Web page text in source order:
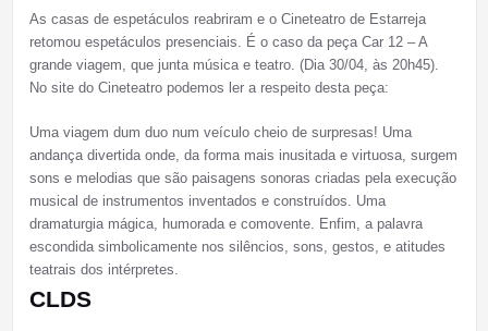
As casas de espetáculos reabriram e o Cineteatro de Estarreja
retomou espetáculos presenciais. É o caso da peça Car 12 – A
grande viagem, que junta música e teatro. (Dia 30/04, às 20h45).
No site do Cineteatro podemos ler a respeito desta peça:
Uma viagem dum duo num veículo cheio de surpresas! Uma
andança divertida onde, da forma mais inusitada e virtuosa, surgem
sons e melodias que são paisagens sonoras criadas pela execução
musical de instrumentos inventados e construídos. Uma
dramaturgia mágica, humorada e comovente. Enfim, a palavra
escondida simbolicamente nos silêncios, sons, gestos, e atitudes
teatrais dos intérpretes.
CLDS